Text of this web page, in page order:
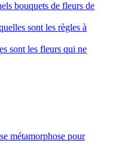
bouquets de fleurs de
sont les règles à
sont les fleurs qui ne
métamorphose pour